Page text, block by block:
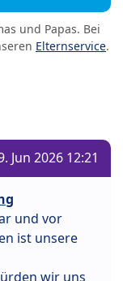
und Papas. Bei
Elternservice.
Jun 2026 12:21
und vor
ist unsere
wir uns